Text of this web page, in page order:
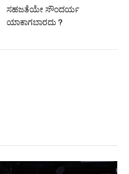
ಸಹಜತೆಯೇ ಸೌಂದರ್ಯ
ಯಾಕಾಗಬಾರದು ?